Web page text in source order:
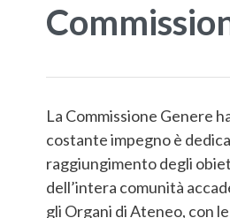
La Commissione Genere
costante impegno è
raggiungimento degli
dell’intera comunità
gli Organi di Ateneo, con